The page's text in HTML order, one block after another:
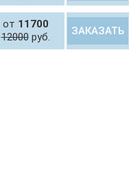
от 11700
12000руб.
ЗАКАЗАТЬ